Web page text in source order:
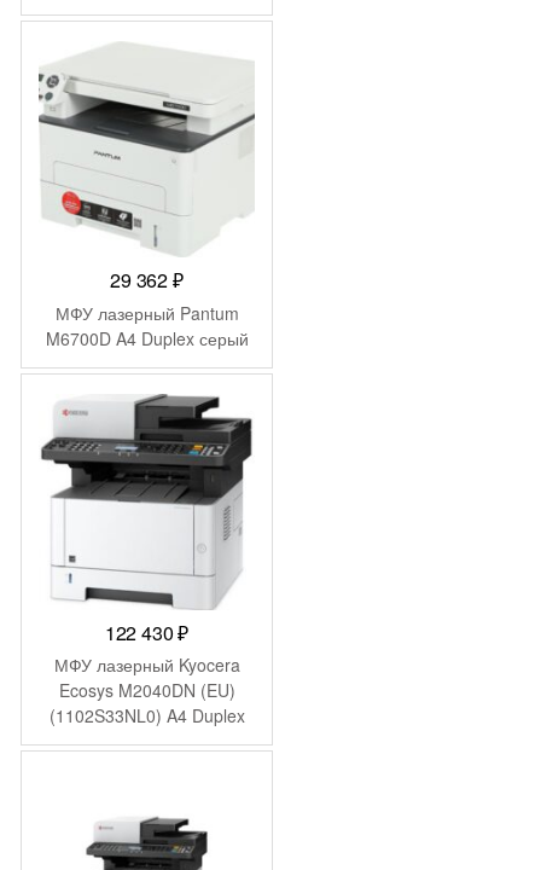
29 362₽
МФУ лазерный Pantum
M6700D A4 Duplex серый
122 430₽
МФУ лазерный Kyocera
Ecosys M2040DN (EU)
(1102S33NL0) A4 Duplex
белый